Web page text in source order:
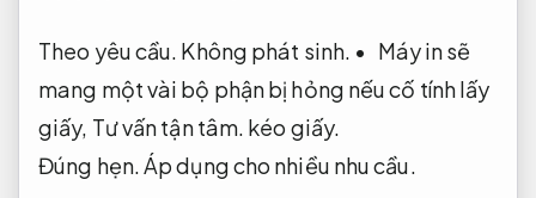
Theo yêu cầu. Không phát sinh. • Máy in sẽ
mang một vài bộ phận bị hỏng nếu cố tính lấy
giấy, Tư vấn tận tâm. kéo giấy.
Đúng hẹn.Áp dụng cho nhiều nhu cầu.